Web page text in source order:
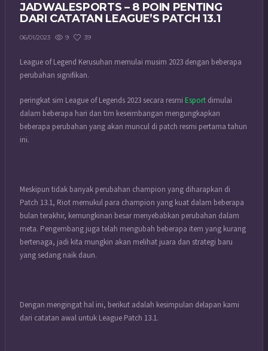
JADWALESPORTS – 8 POIN PENTING
DARI CATATAN LEAGUE’S PATCH 13.1
06/01/2023 9 39
League of Legend Kerusuhan memulai musim 2023 dengan beberapa
perubahan signifikan.
peringkat sim League of Legends 2023 secara resmi Esport dimulai
dalam beberapa hari dan tim keseimbangan mengungkapkan
beberapa perubahan yang akan muncul di patch resmi pertama tahun
ini.
Meskipun tidak banyak perubahan champion yang diharapkan di
Patch 13.1, Riot memukul para champion yang kuat dalam beberapa
bulan terakhir, kemungkinan besar menyebabkan perubahan dalam
meta. Pengembang juga telah mengubah beberapa item yang kurang
bertenaga, jadi kita mungkin akan melihat juara dan strategi baru
yang sedang naik daun.
Dengan mengingat hal ini, berikut adalah kesimpulan delapan kami
dari catatan awal untuk League Patch 13.1.